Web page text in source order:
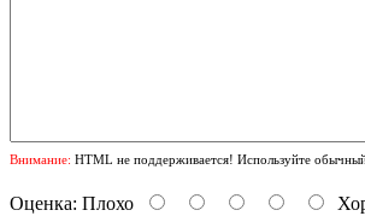
Внимание: HTML не поддерживается! Используйте обычный
Оценка: Плохо